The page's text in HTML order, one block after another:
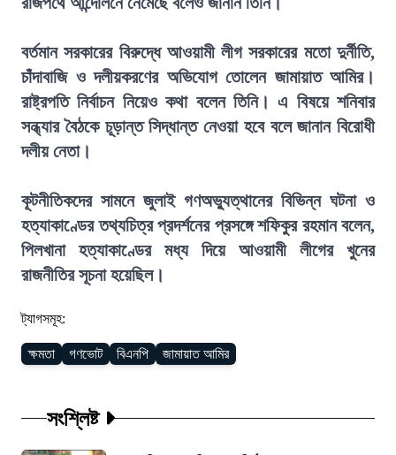
বর্তমান সরকারের বিরুদ্ধে আওয়ামী লীগ সরকারের মতো দুর্নীতি,
চাঁদাবাজি ও দলীয়করণের অভিযোগ তোলেন জামায়াত আমির।
রাষ্ট্রপতি নির্বাচন নিয়েও কথা বলেন তিনি। এ বিষয়ে শনিবার
সন্ধ্যার বৈঠকে চূড়ান্ত সিদ্ধান্ত নেওয়া হবে বলে জানান বিরোধী
দলীয় নেতা।
কূটনীতিকদের সামনে জুলাই গণঅভ্যুত্থানের বিভিন্ন ঘটনা ও
হত্যাকাণ্ডের তথ্যচিত্র প্রদর্শনের প্রসঙ্গে শফিকুর রহমান বলেন,
পিলখানা হত্যাকাণ্ডের মধ্য দিয়ে আওয়ামী লীগের খুনের
রাজনীতির সূচনা হয়েছিল।
ট্যাগসমূহ:
ক্ষমতা গণভোট বিএনপি জামায়াত আমির
সংশ্লিষ্ট